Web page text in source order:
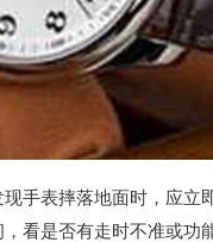
表摔落地面时，应立
看是否有走时不准或功